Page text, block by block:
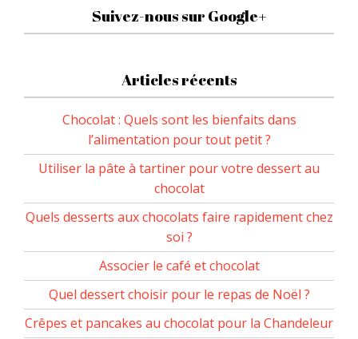
Suivez-nous sur Google+
Articles récents
Chocolat : Quels sont les bienfaits dans
l’alimentation pour tout petit ?
Utiliser la pâte à tartiner pour votre dessert au
chocolat
Quels desserts aux chocolats faire rapidement chez
soi ?
Associer le café et chocolat
Quel dessert choisir pour le repas de Noël ?
Crêpes et pancakes au chocolat pour la Chandeleur